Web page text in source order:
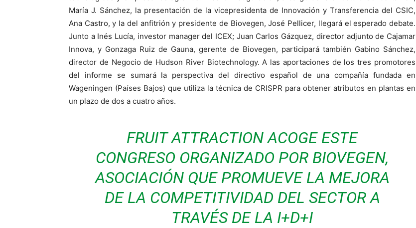
María J. Sánchez, la presentación de la vicepresidenta de Innovación y Transferencia del CSIC,
Ana Castro, y la del anfitrión y presidente de Biovegen, José Pellicer, llegará el esperado debate.
Junto a Inés Lucía, investor manager del ICEX; Juan Carlos Gázquez, director adjunto de Cajamar
Innova, y Gonzaga Ruiz de Gauna, gerente de Biovegen, participará también Gabino Sánchez,
director de Negocio de Hudson River Biotechnology. A las aportaciones de los tres promotores
del informe se sumará la perspectiva del directivo español de una compañía fundada en
Wageningen (Países Bajos) que utiliza la técnica de CRISPR para obtener atributos en plantas en
un plazo de dos a cuatro años.
FRUIT ATTRACTION ACOGE ESTE
CONGRESO ORGANIZADO POR BIOVEGEN,
ASOCIACIÓN QUE PROMUEVE LA MEJORA
DE LA COMPETITIVIDAD DEL SECTOR A
TRAVÉS DE LA I+D+I